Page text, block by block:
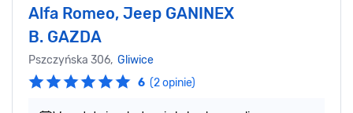
Alfa Romeo, Jeep GANINEX
B. GAZDA
Pszczyńska 306, Gliwice
6 (2 opinie)